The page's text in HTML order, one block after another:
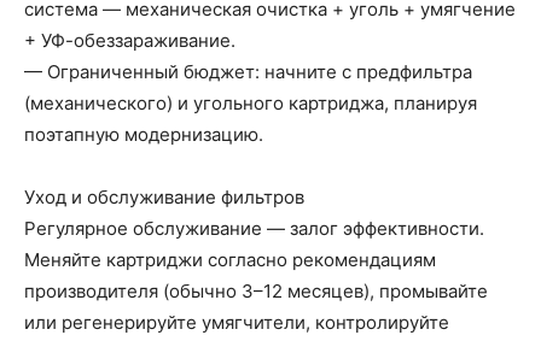
система — механическая очистка + уголь + умягчение
+ УФ-обеззараживание.
— Ограниченный бюджет: начните с предфильтра
(механического) и угольного картриджа, планируя
поэтапную модернизацию.
Уход и обслуживание фильтров
Регулярное обслуживание — залог эффективности.
Меняйте картриджи согласно рекомендациям
производителя (обычно 3–12 месяцев), промывайте
или регенерируйте умягчители, контролируйте